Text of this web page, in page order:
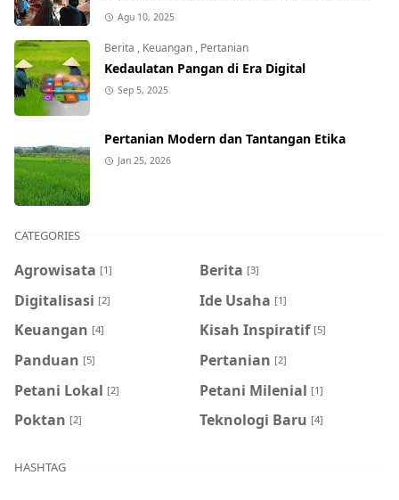
Tingkatkan Produktivitas Pekarangan
Agu 10, 2025
Berita , Keuangan , Pertanian
Kedaulatan Pangan di Era Digital
Sep 5, 2025
Pertanian Modern dan Tantangan Etika
Jan 25, 2026
CATEGORIES
Agrowisata [1] Berita [3]
Digitalisasi [2] Ide Usaha [1]
Keuangan [4] Kisah Inspiratif [5]
Panduan [5] Pertanian [2]
Petani Lokal [2] Petani Milenial [1]
Poktan [2] Teknologi Baru [4]
HASHTAG